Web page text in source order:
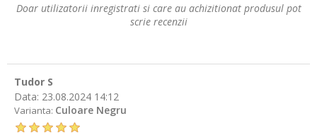
Doar utilizatorii inregistrati si care au achizitionat produsul pot
scrie recenzii
Tudor S
Data: 23.08.2024 14:12
Varianta: Culoare Negru